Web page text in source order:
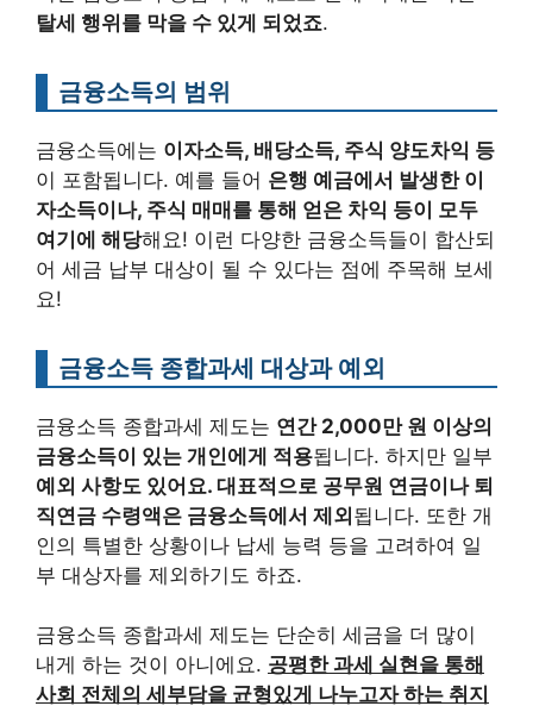
탈세 행위를 막을 수 있게 되었죠.
금융소득의 범위
금융소득에는 이자소득, 배당소득, 주식 양도차익 등
이 포함됩니다. 예를 들어 은행 예금에서 발생한 이
자소득이나, 주식 매매를 통해 얻은 차익 등이 모두
여기에 해당해요! 이런 다양한 금융소득들이 합산되
어 세금 납부 대상이 될 수 있다는 점에 주목해 보세
요!
금융소득 종합과세 대상과 예외
금융소득 종합과세 제도는 연간 2,000만 원 이상의
금융소득이 있는 개인에게 적용됩니다. 하지만 일부
예외 사항도 있어요. 대표적으로 공무원 연금이나 퇴
직연금 수령액은 금융소득에서 제외됩니다. 또한 개
인의 특별한 상황이나 납세 능력 등을 고려하여 일
부 대상자를 제외하기도 하죠.
금융소득 종합과세 제도는 단순히 세금을 더 많이
내게 하는 것이 아니에요. 공평한 과세 실현을 통해
사회 전체의 세부담을 균형있게 나누고자 하는 취지